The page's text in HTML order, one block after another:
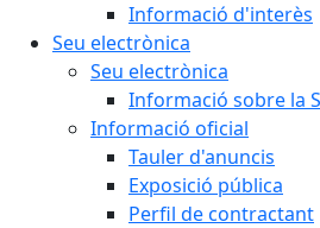
Informació d'interès
Seu electrònica
Seu electrònica
Informació sobre la
Informació oficial
Tauler d'anuncis
Exposició pública
Perfil de contractant